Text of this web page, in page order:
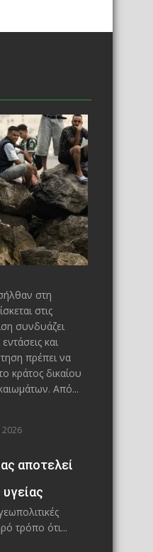
στη
στις
συνδυάζει
και
πρέπει να
κράτος δικαίου
Από...
2026
αποτελεί
τρόπο ότι...